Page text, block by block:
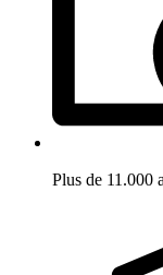
Plus de 11.000